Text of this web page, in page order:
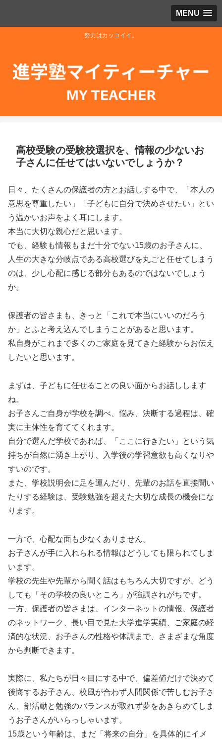
MENU
努力はカッコイイ。
高校受験の受験校選択を、情報の少ないお
子さんに任せてはいないでしょうか？
日々、たくさんの保護者の方とお話しする中で、「本人の
意思を尊重したい」「子どもに自分で決めさせたい」とい
う温かいお声をよく耳にします。
本当に大切な親心だと思います。
でも、経験も情報もまだ十分でない15歳のお子さんに、
人生の大きな分岐点である高校選びを丸ごと任せてしまう
のは、少し心配に感じる部分もあるのではないでしょう
か。
保護者の皆さまも、きっと「これで本当にいいのだろう
か」とふと考え込んでしまうことがあると思います。
私自身がこれまで多くのご家庭を見てきた経験からお伝え
したいと思います。
まずは、子どもに任せることの良い面からお話しします
ね。
お子さんご自身が学校を調べ、悩み、決断する過程は、確
実に主体性を育ててくれます。
自分で選んだ学校であれば、「ここに行きたい」という気
持ちが自然に湧き上がり、入学後の学習意欲も高くなりや
すいのです。
また、学校説明会に足を運んだり、先輩のお話を直接聞い
たりする経験は、受験勉強を超えた大切な成長の機会にな
ります。
一方で、心配な面も少なくありません。
お子さんが手に入れられる情報はどうしても限られてしま
います。
学校の先生や先輩から聞く話はもちろん大切ですが、どう
しても「その学校の良いところ」が強調されがちです。
一方、保護者の皆さまは、インターネットの情報、保護者
のネットワーク、長い目で見た大学進学実績、ご家庭の経
済的な状況、お子さんの性格や体調まで、さまざまな角度
から判断できます。
実際に、私たちが日々目にする中で、偏差値だけで決めて
後悔するお子さん、校風が合わず人間関係で苦しむお子さ
ん、部活動と勉強のバランスが取れず夢をあきらめてしま
うお子さんがいらっしゃいます。
15歳という年齢は、まだ「将来の自分」を具体的にイメ